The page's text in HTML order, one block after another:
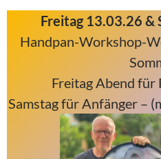
Freitag 13.03.26 &
Handpan-Workshop-
Freitag Abend
Samstag für Anfänger –